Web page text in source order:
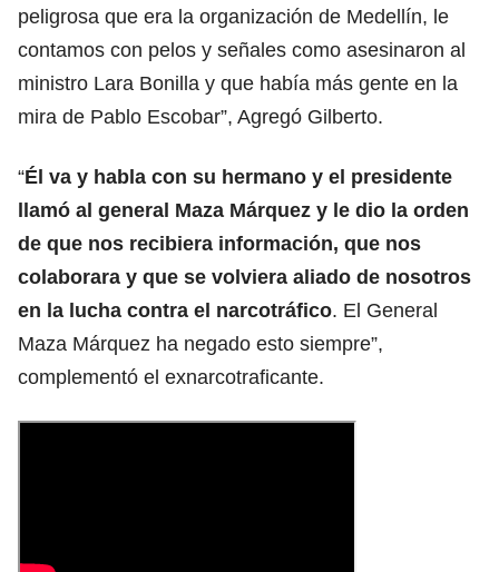
peligrosa que era la organización de Medellín, le
contamos con pelos y señales como asesinaron al
ministro Lara Bonilla y que había más gente en la
mira de Pablo Escobar”, Agregó Gilberto.
“Él va y habla con su hermano y el presidente
llamó al general Maza Márquez y le dio la orden
de que nos recibiera información, que nos
colaborara y que se volviera aliado de nosotros
en la lucha contra el narcotráfico. El General
Maza Márquez ha negado esto siempre”,
complementó el exnarcotraficante.